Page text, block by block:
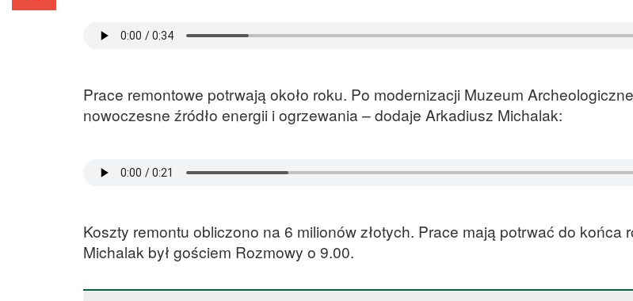
Prace remontowe potrwają około roku. Po modernizacji Muzeum
nowoczesne źródło energii i ogrzewania – dodaje Arkadiusz Michalak:
Koszty remontu obliczono na 6 milionów złotych. Prace mają potrwać do końca
Michalak był gościem Rozmowy o 9.00.